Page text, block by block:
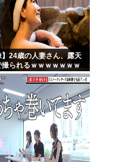
】24歳の人妻さん、露天
撮られるｗｗｗｗｗｗｗ
ｗｗｗｗｗｗｗ